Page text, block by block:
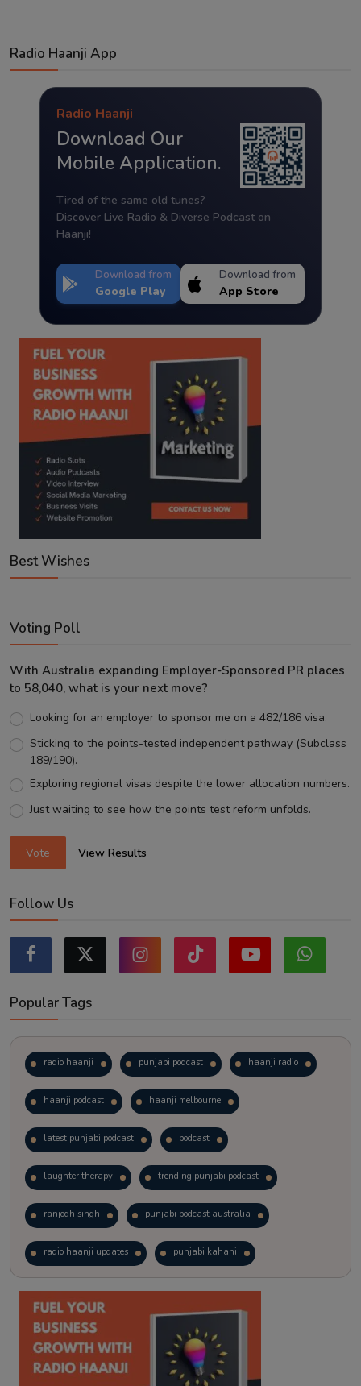
Radio Haanji App
Radio Haanji
Download Our
Mobile Application.
Tired of the same old tunes?
Discover Live Radio & Diverse Podcast on
Haanji!
Download from
Google Play
Download from
App Store
Best Wishes
Voting Poll
With Australia expanding Employer-Sponsored PR places
to 58,040, what is your next move?
Looking for an employer to sponsor me on a 482/186 visa.
Sticking to the points-tested independent pathway (Subclass
189/190).
Exploring regional visas despite the lower allocation numbers.
Just waiting to see how the points test reform unfolds.
Vote View Results
Follow Us
Popular Tags
radio haanji punjabi podcast haanji radio
haanji podcast haanji melbourne
latest punjabi podcast podcast
laughter therapy trending punjabi podcast
ranjodh singh punjabi podcast australia
radio haanji updates punjabi kahani
kitaab kahani punjabi story